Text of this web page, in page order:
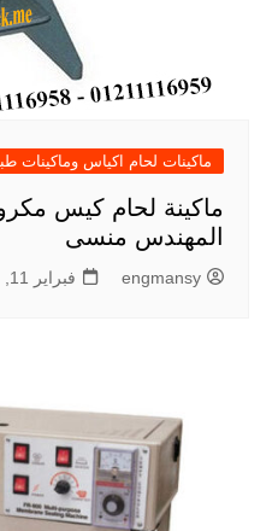
ماكينات لحام اكياس وماكينات
المهندس منسى
engmansy فبراير 11, 2023